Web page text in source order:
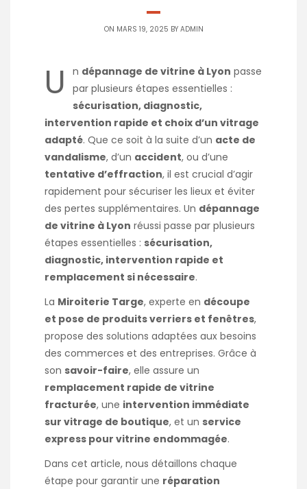
ON MARS 19, 2025 BY ADMIN
U n dépannage de vitrine à Lyon passe
par plusieurs étapes essentielles :
sécurisation, diagnostic,
intervention rapide et choix d’un vitrage
adapté. Que ce soit à la suite d’un acte de
vandalisme, d’un accident, ou d’une
tentative d’effraction, il est crucial d’agir
rapidement pour sécuriser les lieux et éviter
des pertes supplémentaires. Un dépannage
de vitrine à Lyon réussi passe par plusieurs
étapes essentielles : sécurisation,
diagnostic, intervention rapide et
remplacement si nécessaire.
La Miroiterie Targe, experte en découpe
et pose de produits verriers et fenêtres,
propose des solutions adaptées aux besoins
des commerces et des entreprises. Grâce à
son savoir-faire, elle assure un
remplacement rapide de vitrine
fracturée, une intervention immédiate
sur vitrage de boutique, et un service
express pour vitrine endommagée.
Dans cet article, nous détaillons chaque
étape pour garantir une réparation